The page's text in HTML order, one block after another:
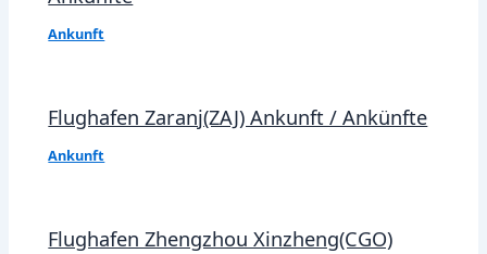
Ankunft
Flughafen Zaranj(ZAJ) Ankunft / Ankünfte
Ankunft
Flughafen Zhengzhou Xinzheng(CGO)